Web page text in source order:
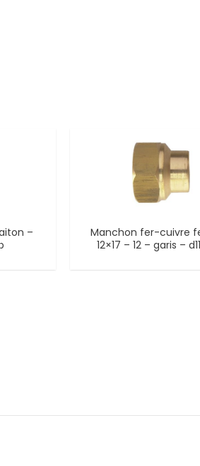
–
Manchon fer-cuivre
12×17 – 12 – garis –